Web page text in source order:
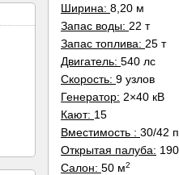
Ширина: 8,20 м
Запас воды: 22 т
Запас топлива: 25 т
Двигатель: 540 лс
Скорость: 9 узлов
Генератор: 2×40 кВ
Кают: 15
Вместимость : 30/42
Открытая палуба:
Салон: 50 м2